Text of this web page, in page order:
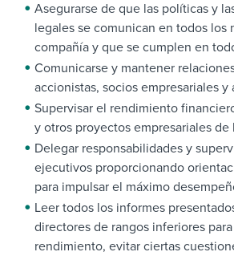
Asegurarse de que las políticas y
legales se comunican en todos los
compañía y que se cumplen en
Comunicarse y mantener
accionistas, socios empresariales y
Supervisar el rendimiento
y otros proyectos empresariales de
Delegar responsabilidades y
ejecutivos proporcionando
para impulsar el máximo
Leer todos los informes
directores de rangos inferiores
rendimiento, evitar ciertas